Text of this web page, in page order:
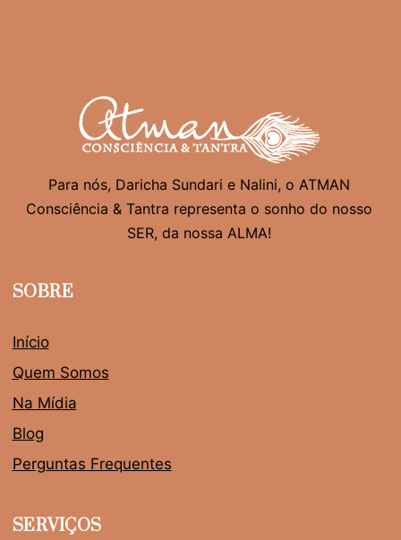
Para nós, Daricha Sundari e Nalini, o ATMAN
Consciência & Tantra representa o sonho do nosso
SER, da nossa ALMA!
SOBRE
Início
Quem Somos
Na Mídia
Blog
Perguntas Frequentes
SERVIÇOS